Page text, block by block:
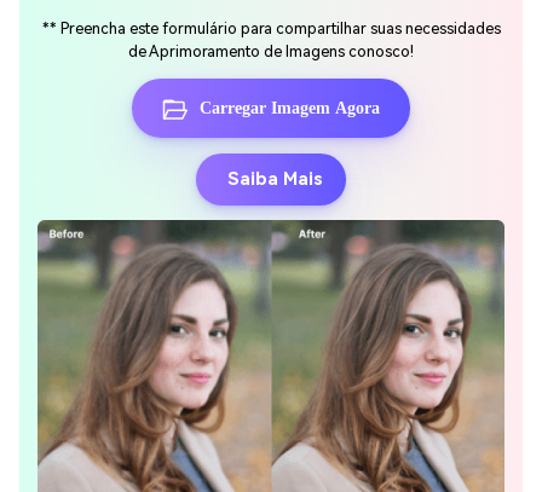
** Preencha este formulário para compartilhar suas necessidades
de Aprimoramento de Imagens conosco!
Carregar Imagem Agora
Saiba Mais